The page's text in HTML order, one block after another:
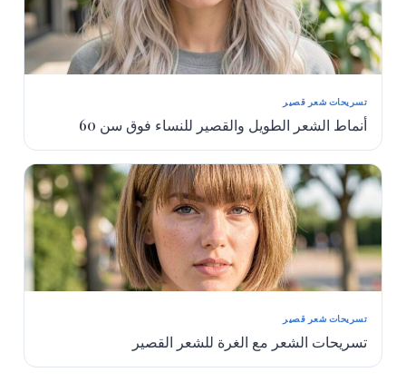
تسريحات شعر قصير
أنماط الشعر الطويل والقصير للنساء فوق سن 60
تسريحات شعر قصير
تسريحات الشعر مع الغرة للشعر القصير